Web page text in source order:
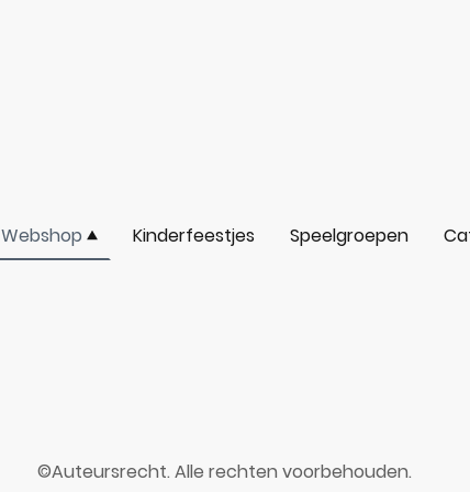
Webshop Kinderfeestjes Speelgroepen
©Auteursrecht. Alle rechten voorbehouden.